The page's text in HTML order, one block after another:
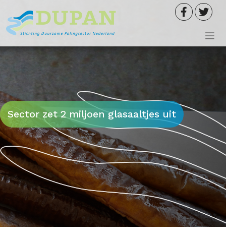
inhoud
Sector zet 2 miljoen glasaaltjes uit